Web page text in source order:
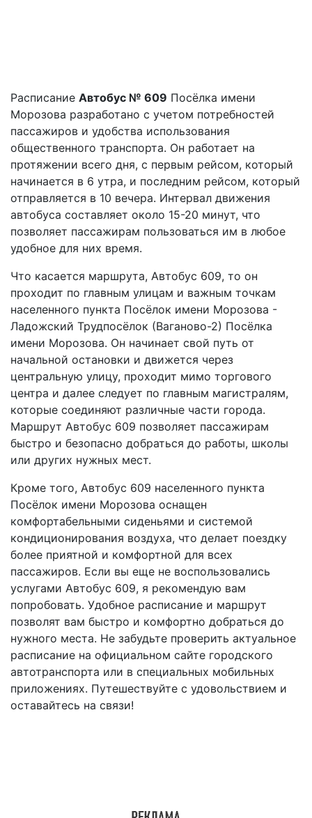
Расписание Автобус № 609 Посёлка имени
Морозова разработано с учетом потребностей
пассажиров и удобства использования
общественного транспорта. Он работает на
протяжении всего дня, с первым рейсом, который
начинается в 6 утра, и последним рейсом, который
отправляется в 10 вечера. Интервал движения
автобуса составляет около 15-20 минут, что
позволяет пассажирам пользоваться им в любое
удобное для них время.
Что касается маршрута, Автобус 609, то он
проходит по главным улицам и важным точкам
населенного пункта Посёлок имени Морозова -
Ладожский Трудпосёлок (Ваганово-2) Посёлка
имени Морозова. Он начинает свой путь от
начальной остановки и движется через
центральную улицу, проходит мимо торгового
центра и далее следует по главным магистралям,
которые соединяют различные части города.
Маршрут Автобус 609 позволяет пассажирам
быстро и безопасно добраться до работы, школы
или других нужных мест.
Кроме того, Автобус 609 населенного пункта
Посёлок имени Морозова оснащен
комфортабельными сиденьями и системой
кондиционирования воздуха, что делает поездку
более приятной и комфортной для всех
пассажиров. Если вы еще не воспользовались
услугами Автобус 609, я рекомендую вам
попробовать. Удобное расписание и маршрут
позволят вам быстро и комфортно добраться до
нужного места. Не забудьте проверить актуальное
расписание на официальном сайте городского
автотранспорта или в специальных мобильных
приложениях. Путешествуйте с удовольствием и
оставайтесь на связи!